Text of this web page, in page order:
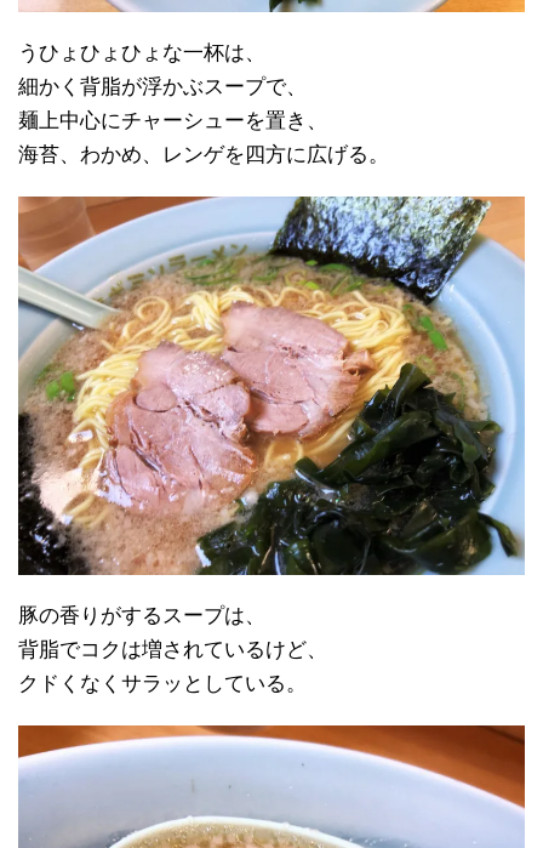
うひょひょひょな一杯は、
細かく背脂が浮かぶスープで、
麺上中心にチャーシューを置き、
海苔、わかめ、レンゲを四方に広げる。
豚の香りがするスープは、
背脂でコクは増されているけど、
クドくなくサラッとしている。